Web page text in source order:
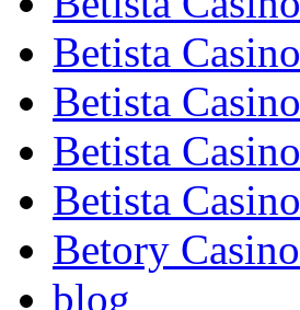
Betista Casino
Betista Casino
Betista Casino
Betista Casino
Betory Casino
blog